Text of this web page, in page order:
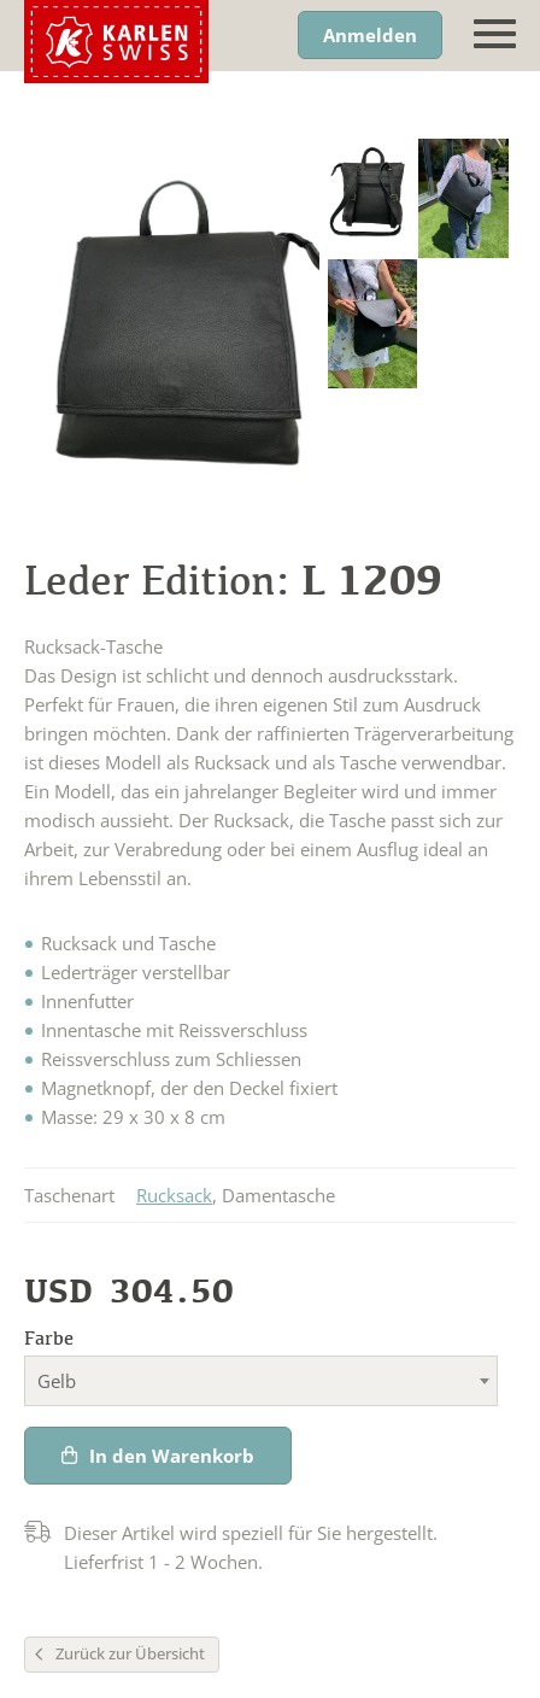
Anmelden
Leder Edition: L 1209
Rucksack-Tasche
Das Design ist schlicht und dennoch ausdrucksstark.
Perfekt für Frauen, die ihren eigenen Stil zum Ausdruck
bringen möchten. Dank der raffinierten Trägerverarbeitung
ist dieses Modell als Rucksack und als Tasche verwendbar.
Ein Modell, das ein jahrelanger Begleiter wird und immer
modisch aussieht. Der Rucksack, die Tasche passt sich zur
Arbeit, zur Verabredung oder bei einem Ausflug ideal an
ihrem Lebensstil an.
Rucksack und Tasche
Lederträger verstellbar
Innenfutter
Innentasche mit Reissverschluss
Reissverschluss zum Schliessen
Magnetknopf, der den Deckel fixiert
Masse: 29 x 30 x 8 cm
Taschenart Rucksack, Damentasche
USD 304.50
Farbe
Gelb
In den Warenkorb
Dieser Artikel wird speziell für Sie hergestellt.
Lieferfrist 1 - 2 Wochen.
Zurück zur Übersicht